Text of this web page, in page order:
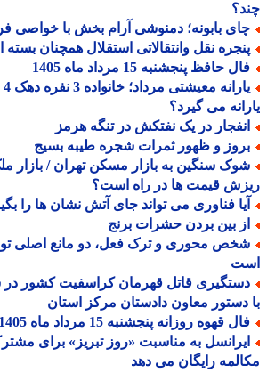
بابونه؛ دمنوشی آرام بخش با خواصی فراتر
نقل وانتقالاتی استقلال همچنان بسته
حافظ پنجشنبه 15 مرداد ماه 1405
می گیرد؟
در یک نفتکش در تنگه هرمز
و ظهور ثمرات شجره طیبه بسیج
سنگین به بازار مسکن تهران / بازار ملک
قیمت ها در راه است؟
فناوری می تواند جای آتش نشان ها را بگیرد؟
بین بردن حشرات برنج
محوری و ترک فعل، دو مانع اصلی
قاتل قهرمان کراسفیت کشور در
دستور معاون دادستان مرکز استان
قهوه روزانه پنجشنبه 15 مرداد ماه 1405
رایگان می دهد